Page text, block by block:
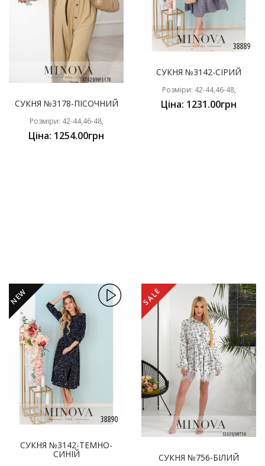
СУКНЯ №3178-ПІСОЧНИЙ
Розміри: 42-44,46-48,
Ціна: 1254.00грн
СУКНЯ №3142-СІРИЙ
Розміри: 42-44,46-48,
Ціна: 1231.00грн
NEW
СУКНЯ №3142-ТЕМНО-
СИНІЙ
SALE
СУКНЯ №756-БІЛИЙ